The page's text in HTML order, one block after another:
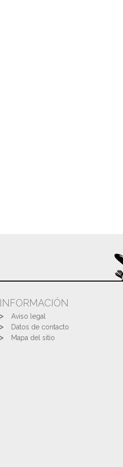
INFORMACIÓN
Aviso legal
Datos de contacto
Mapa del sitio